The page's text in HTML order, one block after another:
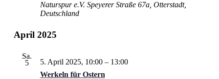
Naturspur e.V. Speyerer Straße 67a, Otterstadt,
Deutschland
April 2025
Sa.
5
Werkeln für Ostern
5. April 2025, 10:00– 13:00